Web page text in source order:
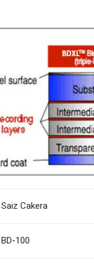
Saiz Cakera
BD-100